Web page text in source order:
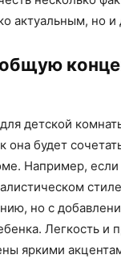
актуальным, но
детской
она будет
Например,
но с
Легкость и
яркими